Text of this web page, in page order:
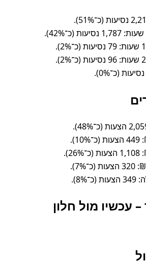
– עכשיו מול חלון